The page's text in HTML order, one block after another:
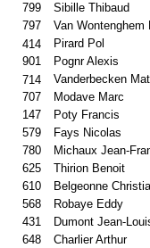
799
Sibille Thibaud
797
Van Wontenghem
414
Pirard Pol
901
Pognr Alexis
714
Vanderbecken
707
Modave Marc
147
Poty Francis
579
Fays Nicolas
780
Michaux Jean-
625
Thirion Benoit
610
Belgeonne
568
Robaye Eddy
431
Dumont Jean-
648
Charlier Arthur